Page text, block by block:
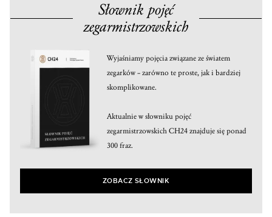
Słownik pojęć
zegarmistrzowskich
Wyjaśniamy pojęcia związane ze światem
zegarków – zarówno te proste, jak i bardziej
skomplikowane.
Aktualnie w słowniku pojęć
zegarmistrzowskich CH24 znajduje się ponad
300 fraz.
ZOBACZ SŁOWNIK